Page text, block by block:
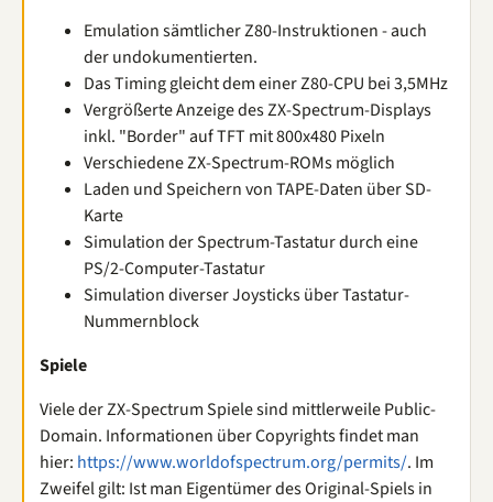
Emulation sämtlicher Z80-Instruktionen - auch
der undokumentierten.
Das Timing gleicht dem einer Z80-CPU bei 3,5MHz
Vergrößerte Anzeige des ZX-Spectrum-Displays
inkl. "Border" auf TFT mit 800x480 Pixeln
Verschiedene ZX-Spectrum-ROMs möglich
Laden und Speichern von TAPE-Daten über SD-
Karte
Simulation der Spectrum-Tastatur durch eine
PS/2-Computer-Tastatur
Simulation diverser Joysticks über Tastatur-
Nummernblock
Spiele
Viele der ZX-Spectrum Spiele sind mittlerweile Public-
Domain. Informationen über Copyrights findet man
hier: https://www.worldofspectrum.org/permits/. Im
Zweifel gilt: Ist man Eigentümer des Original-Spiels in